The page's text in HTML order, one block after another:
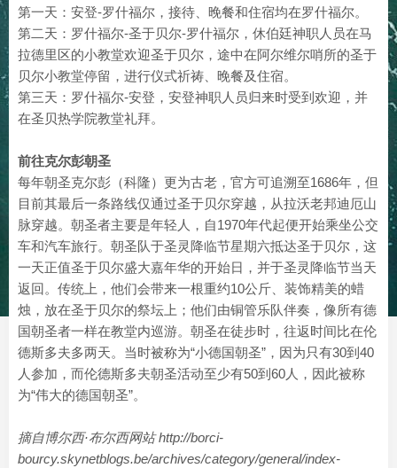
第一天：安登-罗什福尔，接待、晚餐和住宿均在罗什福尔。
第二天：罗什福尔-圣于贝尔-罗什福尔，休伯廷神职人员在马
拉德里区的小教堂欢迎圣于贝尔，途中在阿尔维尔哨所的圣于
贝尔小教堂停留，进行仪式祈祷、晚餐及住宿。
第三天：罗什福尔-安登，安登神职人员归来时受到欢迎，并
在圣贝热学院教堂礼拜。
前往克尔彭朝圣
每年朝圣克尔彭（科隆）更为古老，官方可追溯至1686年，但
目前其最后一条路线仅通过圣于贝尔穿越，从拉沃老邦迪厄山
脉穿越。朝圣者主要是年轻人，自1970年代起便开始乘坐公交
车和汽车旅行。朝圣队于圣灵降临节星期六抵达圣于贝尔，这
一天正值圣于贝尔盛大嘉年华的开始日，并于圣灵降临节当天
返回。传统上，他们会带来一根重约10公斤、装饰精美的蜡
烛，放在圣于贝尔的祭坛上；他们由铜管乐队伴奏，像所有德
国朝圣者一样在教堂内巡游。朝圣在徒步时，往返时间比在伦
德斯多夫多两天。当时被称为“小德国朝圣”，因为只有30到40
人参加，而伦德斯多夫朝圣活动至少有50到60人，因此被称
为“伟大的德国朝圣”。
摘自博尔西·布尔西网站 http://borci-
bourcy.skynetblogs.be/archives/category/general/index-